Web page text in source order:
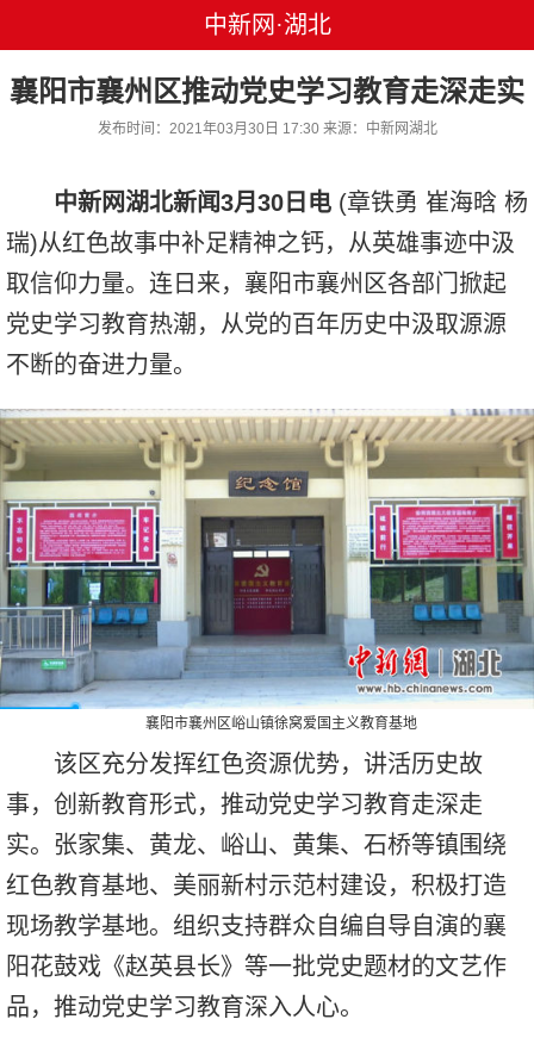
中新网·湖北
襄阳市襄州区推动党史学习教育走深走实
发布时间：2021年03月30日 17:30 来源：中新网湖北
中新网湖北新闻3月30日电 (章铁勇 崔海晗 杨
瑞)从红色故事中补足精神之钙，从英雄事迹中汲
取信仰力量。连日来，襄阳市襄州区各部门掀起
党史学习教育热潮，从党的百年历史中汲取源源
不断的奋进力量。
襄阳市襄州区峪山镇徐窝爱国主义教育基地
该区充分发挥红色资源优势，讲活历史故
事，创新教育形式，推动党史学习教育走深走
实。张家集、黄龙、峪山、黄集、石桥等镇围绕
红色教育基地、美丽新村示范村建设，积极打造
现场教学基地。组织支持群众自编自导自演的襄
阳花鼓戏《赵英县长》等一批党史题材的文艺作
品，推动党史学习教育深入人心。